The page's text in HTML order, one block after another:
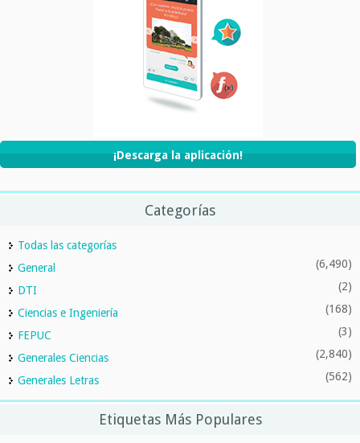
¡Descarga la aplicación!
Categorías
Todas las categorías
General
(6,490)
DTI (2)
Ciencias e Ingeniería (168)
FEPUC (3)
Generales Ciencias (2,840)
Generales Letras (562)
Etiquetas Más Populares